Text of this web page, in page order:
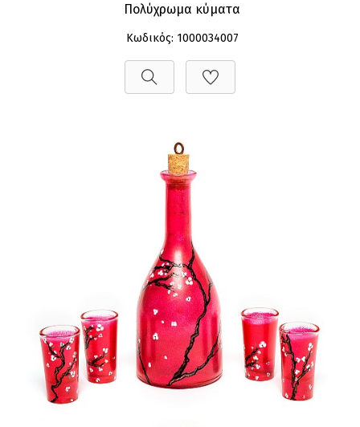
Πολύχρωμα κύματα
Κωδικός: 1000034007